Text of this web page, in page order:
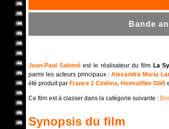
Bande
Jean-Paul Saloméest le réalisateur du film La
parmi les acteurs principaux :Alexandra Maria
été produit par France 2 Cinéma, Heimatfilm GbR
Ce film est à classer dans la catégorie suivante :
Synopsis du film